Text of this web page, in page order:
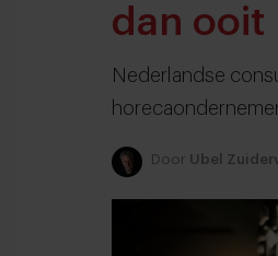
dan ooit
Nederlandse
Door Ubel